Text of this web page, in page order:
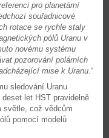
pro planetární
souřadnicové
rotace se rychle staly
pólů Uranu v
novému systému
pozorování polárních
mise k Uranu.“
sledování Uranu
let HST pravidelně
světle, což vědcům
pomocí modelů